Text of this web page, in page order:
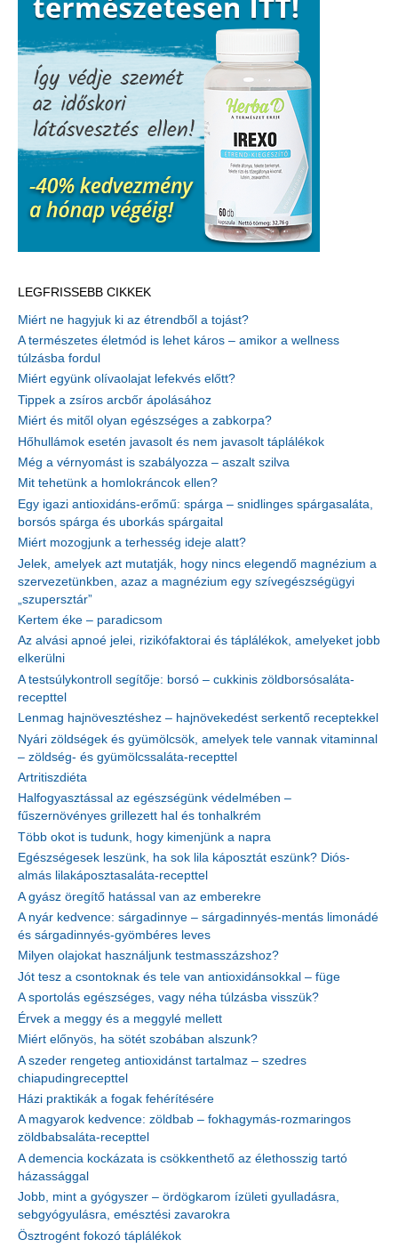
LEGFRISSEBB CIKKEK
Miért ne hagyjuk ki az étrendből a tojást?
A természetes életmód is lehet káros – amikor a wellness
túlzásba fordul
Miért együnk olívaolajat lefekvés előtt?
Tippek a zsíros arcbőr ápolásához
Miért és mitől olyan egészséges a zabkorpa?
Hőhullámok esetén javasolt és nem javasolt táplálékok
Még a vérnyomást is szabályozza – aszalt szilva
Mit tehetünk a homlokráncok ellen?
Egy igazi antioxidáns-erőmű: spárga – snidlinges spárgasaláta,
borsós spárga és uborkás spárgaital
Miért mozogjunk a terhesség ideje alatt?
Jelek, amelyek azt mutatják, hogy nincs elegendő magnézium a
szervezetünkben, azaz a magnézium egy szívegészségügyi
„szupersztár”
Kertem éke – paradicsom
Az alvási apnoé jelei, rizikófaktorai és táplálékok, amelyeket jobb
elkerülni
A testsúlykontroll segítője: borsó – cukkinis zöldborsósaláta-
recepttel
Lenmag hajnövesztéshez – hajnövekedést serkentő receptekkel
Nyári zöldségek és gyümölcsök, amelyek tele vannak vitaminnal
– zöldség- és gyümölcssaláta-recepttel
Artritiszdiéta
Halfogyasztással az egészségünk védelmében –
fűszernövényes grillezett hal és tonhalkrém
Több okot is tudunk, hogy kimenjünk a napra
Egészségesek leszünk, ha sok lila káposztát eszünk? Diós-
almás lilakáposztasaláta-recepttel
A gyász öregítő hatással van az emberekre
A nyár kedvence: sárgadinnye – sárgadinnyés-mentás limonádé
és sárgadinnyés-gyömbéres leves
Milyen olajokat használjunk testmasszázshoz?
Jót tesz a csontoknak és tele van antioxidánsokkal – füge
A sportolás egészséges, vagy néha túlzásba visszük?
Érvek a meggy és a meggylé mellett
Miért előnyös, ha sötét szobában alszunk?
A szeder rengeteg antioxidánst tartalmaz – szedres
chiapudingrecepttel
Házi praktikák a fogak fehérítésére
A magyarok kedvence: zöldbab – fokhagymás-rozmaringos
zöldbabsaláta-recepttel
A demencia kockázata is csökkenthető az élethosszig tartó
házassággal
Jobb, mint a gyógyszer – ördögkarom ízületi gyulladásra,
sebgyógyulásra, emésztési zavarokra
Ösztrogént fokozó táplálékok